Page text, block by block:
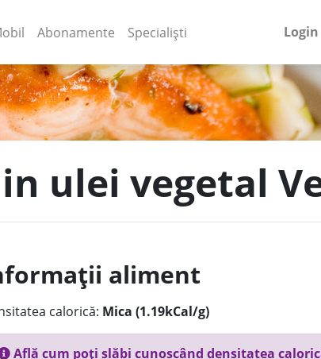
(current)
Abonamente Specialiști Login
ulei vegetal
aliment
calorică: Mica (1.19kCal/g)
Află cum poți slăbi cunoscând densitatea